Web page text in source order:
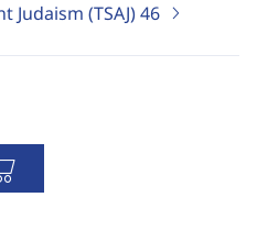
Judaism (TSAJ)46